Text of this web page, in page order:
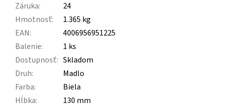
Záruka:
24
Hmotnosť:
1.365 kg
EAN:
4006956951225
Balenie:
1 ks
Dostupnosť: Skladom
Druh:
Madlo
Farba:
Biela
Hĺbka:
130 mm